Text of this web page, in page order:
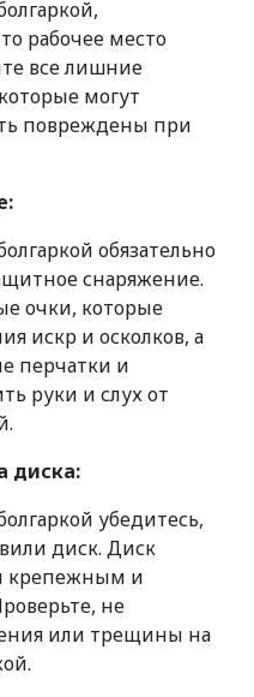
рабочее место
все лишние
могут
повреждены при
обязательно
снаряжение.
очки, которые
искр и осколков, а
перчатки и
руки и слух от
диска:
убедитесь,
диск. Диск
крепежным и
не
или трещины на